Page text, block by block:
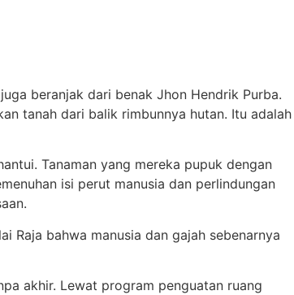
beranjak dari benak Jhon Hendrik Purba.
tanah dari balik rimbunnya hutan. Itu adalah
Tanaman yang mereka pupuk dengan
isi perut manusia dan perlindungan
Raja bahwa manusia dan gajah sebenarnya
akhir. Lewat program penguatan ruang